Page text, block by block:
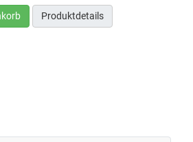
Produktdetails